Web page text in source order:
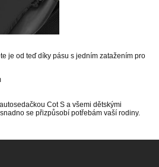
je od teď díky pásu s jedním zatažením pro
Cot S a všemi dětskými
se přizpůsobí potřebám vaší rodiny.